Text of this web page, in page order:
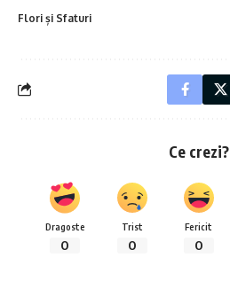
Flori și Sfaturi
Ce crezi?
Dragoste
0
Trist
0
Fericit
0